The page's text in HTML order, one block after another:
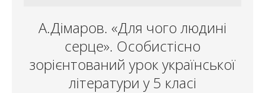
А.Дімаров. «Для чого людині
серце». Особистісно
зорієнтований урок української
літератури у 5 класі